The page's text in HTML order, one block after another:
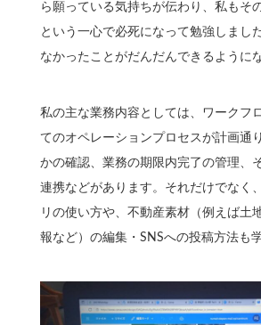
ら願っている気持ちが伝わり、私もそ
という一心で必死になって勉強しまし
なかったことがだんだんできるように
私の主な業務内容としては、ワークフ
てのオペレーションプロセスが計画通
かの確認、業務の期限内完了の管理、
連携などがあります。それだけでなく
リの使い方や、不動産素材（例えば土
報など）の編集・SNSへの投稿方法も